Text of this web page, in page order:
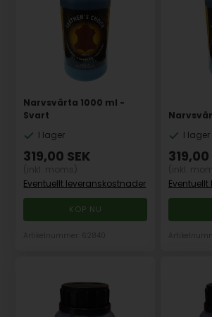
Narvsvärta 1000 ml -
Svart
I lager
319,00 SEK
Eventuellt leveranskostnader
I lager
319,00